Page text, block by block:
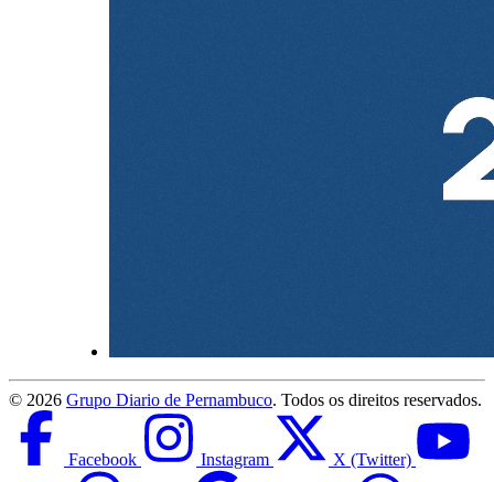
© 2026 Grupo Diario de Pernambuco. Todos os direitos reservados.
Facebook Instagram X (Twitter)